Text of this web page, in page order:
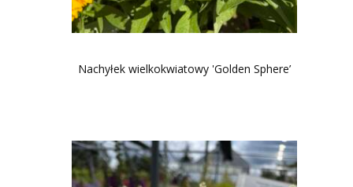
Nachyłek wielkokwiatowy 'Golden Sphere’